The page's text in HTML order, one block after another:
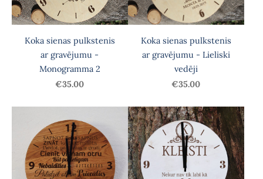
Koka sienas pulkstenis
ar gravējumu -
Monogramma 2
€35.00
Koka sienas pulkstenis
ar gravējumu - Lieliski
vedēji
€35.00